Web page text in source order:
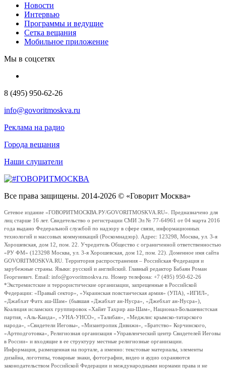
Новости
Интервью
Программы и ведущие
Сетка вещания
Мобильное приложение
Мы в соцсетях
8 (495) 950-62-26
info@govoritmoskva.ru
Реклама на радио
Города вещания
Наши слушатели
Все права защищены. 2014-2026 © «Говорит Москва»
Сетевое издание «ГОВОРИТМОСКВА.РУ/GOVORITMOSKVA.RU». Предназначено для
лиц старше 16 лет. Свидетельство о регистрации СМИ Эл № 77-64961 от 04 марта 2016
года выдано Федеральной службой по надзору в сфере связи, информационных
технологий и массовых коммуникаций (Роскомнадзор). Адрес: 123298, Москва, ул. 3-я
Хорошевская, дом 12, пом. 22. Учредитель Общество с ограниченной ответственностью
«РУ ФМ» (123298 Москва, ул. 3-я Хорошевская, дом 12, пом. 22). Доменное имя сайта
GOVORITMOSKVA.RU. Территория распространения – Российская Федерация и
зарубежные страны. Языки: русский и английский. Главный редактор Бабаян Роман
Георгиевич. Email: info@govoritmoskva.ru. Номер телефона: +7 (495) 950-62-26
*Экстремистские и террористические организации, запрещенные в Российской
Федерации: «Правый сектор», «Украинская повстанческая армия» (УПА), «ИГИЛ»,
«Джабхат Фатх аш-Шам» (бывшая «Джабхат ан-Нусра», «Джебхат ан-Нусра»),
Коалиция исламских группировок «Хайят Тахрир аш-Шам», Национал-Большевистская
партия, «Аль-Каида», «УНА-УНСО», «Талибан», «Меджлис крымско-татарского
народа», «Свидетели Иеговы», «Мизантропик Дивижн», «Братство» Корчинского,
«Артподготовка», Религиозная организация «Управленческий центр Свидетелей Иеговы
в России» и входящие в ее структуру местные религиозные организации.
Информация, размещенная на портале, а именно: текстовые материалы, элементы
дизайна, логотипы, товарные знаки, фотографии, видео и аудио охраняются
законодательством Российской Федерации и международными нормами права и не